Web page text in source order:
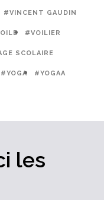
#VINCENT GAUDIN
#VOILIER
SCOLAIRE
#YOGA #YOGAA
les